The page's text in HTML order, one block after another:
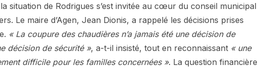
situation de Rodrigues s’est invitée au cœur du conseil municipal
Le maire d’Agen, Jean Dionis, a rappelé les décisions prises
« La coupure des chaudières n’a jamais été une décision de
décision de sécurité », a-t-il insisté, tout en reconnaissant « une
difficile pour les familles concernées ». La question financière